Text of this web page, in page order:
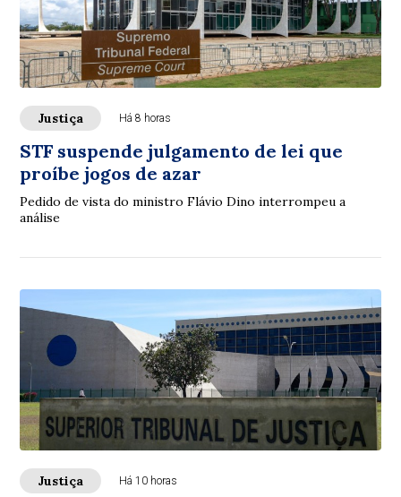
Justiça Há 8 horas
STF suspende julgamento de lei que
proíbe jogos de azar
Pedido de vista do ministro Flávio Dino interrompeu a
análise
Justiça Há 10 horas